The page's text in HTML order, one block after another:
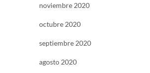
noviembre 2020
octubre 2020
septiembre 2020
agosto 2020